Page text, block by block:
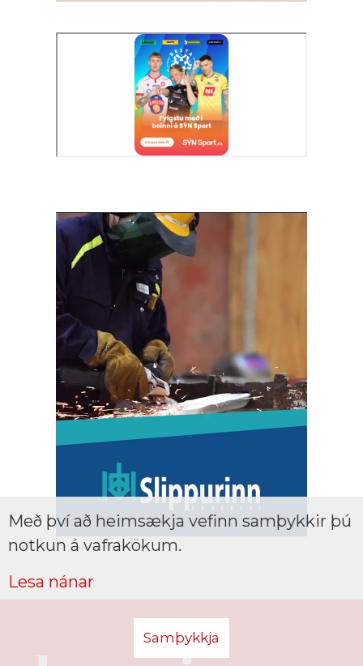
Með því að heimsækja vefinn samþykkir þú
notkun á vafrakökum.
Lesa nánar
Samþykkja